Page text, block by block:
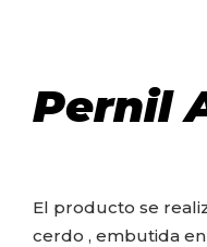
Pernil
El producto se
cerdo , embutida